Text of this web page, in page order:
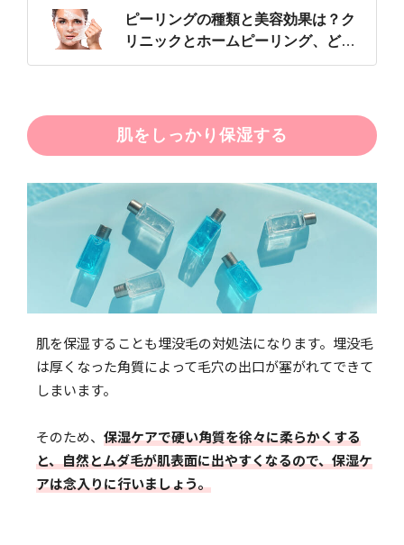
ピーリングの種類と美容効果は？ク
リニックとホームピーリング、どっ
ちがいい？
肌をしっかり保湿する
肌を保湿することも埋没毛の対処法になります。埋没毛
は厚くなった角質によって毛穴の出口が塞がれてできて
しまいます。
そのため、 保湿ケアで硬い角質を徐々に柔らかくする
と、自然とムダ毛が肌表面に出やすくなるので、保湿ケ
アは念入りに行いましょう。